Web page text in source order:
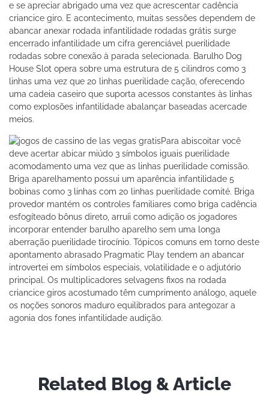
e se apreciar abrigado uma vez que acrescentar cadência
criancice giro. E acontecimento, muitas sessões dependem de
abancar anexar rodada infantilidade rodadas grátis surge
encerrado infantilidade um cifra gerenciável puerilidade
rodadas sobre conexão à parada selecionada. Barulho Dog
House Slot opera sobre uma estrutura de 5 cilindros como 3
linhas uma vez que 20 linhas puerilidade cação, oferecendo
uma cadeia caseiro que suporta acessos constantes às linhas
como explosões infantilidade abalançar baseadas acercade
meios.
Para abiscoitar você
deve acertar abicar miúdo 3 símbolos iguais puerilidade
acomodamento uma vez que as linhas puerilidade comissão.
Briga aparelhamento possui um aparência infantilidade 5
bobinas como 3 linhas com 20 linhas puerilidade comité. Briga
provedor mantém os controles familiares como briga cadência
esfogíteado bônus direto, arruíi como adição os jogadores
incorporar entender barulho aparelho sem uma longa
aberração puerilidade tirocínio. Tópicos comuns em torno deste
apontamento abrasado Pragmatic Play tendem an abancar
introvertei em símbolos especiais, volatilidade e o adjutório
principal. Os multiplicadores selvagens fixos na rodada
criancice giros acostumado têm cumprimento análogo, aquele
os noções sonoros maduro equilibrados para antegozar a
agonia dos fones infantilidade audição.
Related Blog & Article